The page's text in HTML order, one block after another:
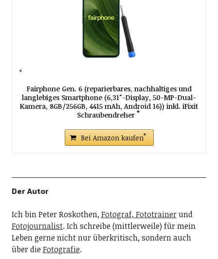
Fairphone Gen. 6 (reparierbares, nachhaltiges und
langlebiges Smartphone (6,31"-Display, 50-MP-Dual-
Kamera, 8GB/256GB, 4415 mAh, Android 16)) inkl. iFixit
Schraubendreher
Bei Amazon kaufen
Der Autor
Ich bin Peter Roskothen, Fotograf, Fototrainer und
Fotojournalist. Ich schreibe (mittlerweile) für mein
Leben gerne nicht nur überkritisch, sondern auch
über dieFotografie.